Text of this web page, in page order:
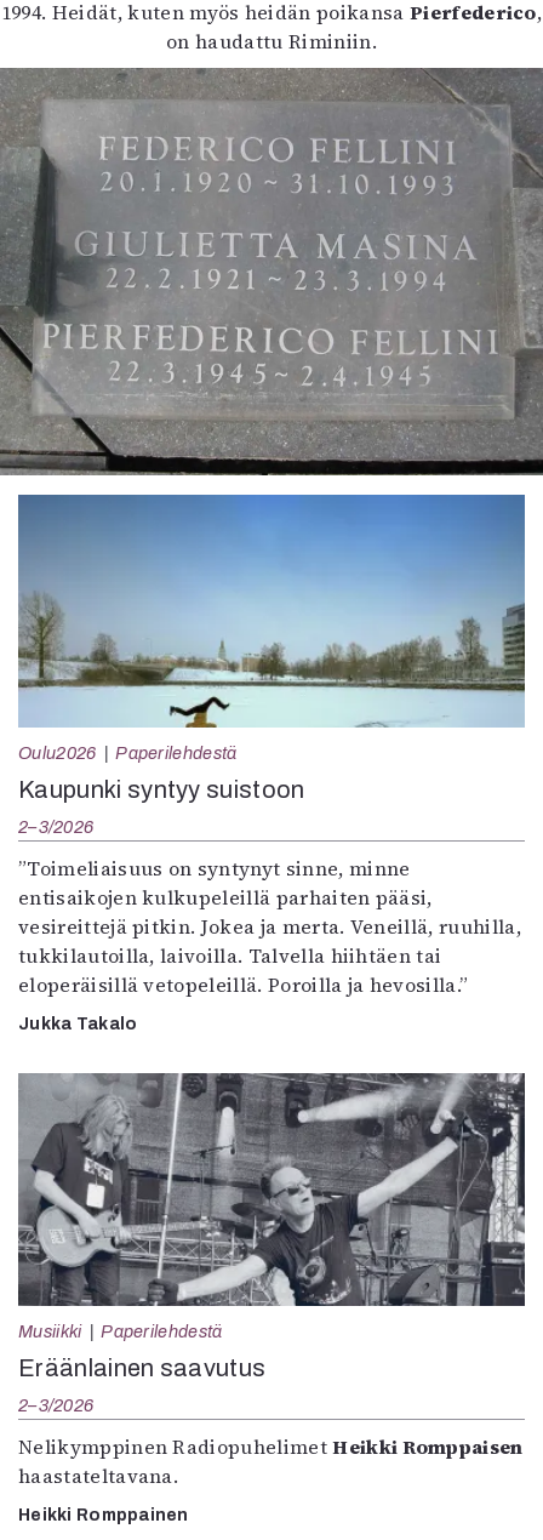
1994. Heidät, kuten myös heidän poikansa Pierfederico,
on haudattu Riminiin.
Oulu2026 Paperilehdestä
Kaupunki syntyy suistoon
2–3/2026
”Toimeliaisuus on syntynyt sinne, minne
entisaikojen kulkupeleillä parhaiten pääsi,
vesireittejä pitkin. Jokea ja merta. Veneillä, ruuhilla,
tukkilautoilla, laivoilla. Talvella hiihtäen tai
eloperäisillä vetopeleillä. Poroilla ja hevosilla.”
Jukka Takalo
Musiikki Paperilehdestä
Eräänlainen saavutus
2–3/2026
Nelikymppinen RadiopuhelimetHeikki Romppaisen
haastateltavana.
Heikki Romppainen